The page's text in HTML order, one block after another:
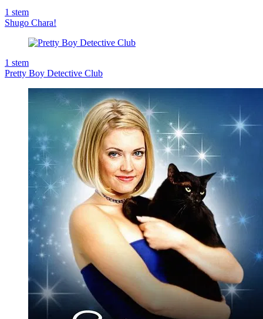
1 stem
Shugo Chara!
1 stem
Pretty Boy Detective Club